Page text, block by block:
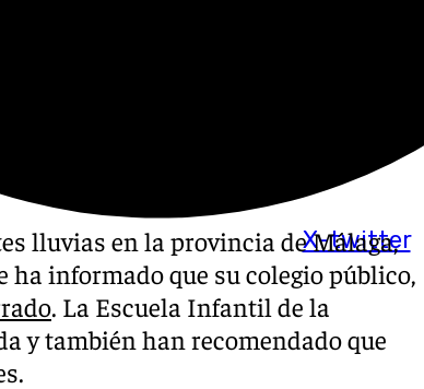
X-twitter
lluvias en la provincia de Málaga,
ha informado que su colegio público,
. La Escuela Infantil de la
y también han recomendado que